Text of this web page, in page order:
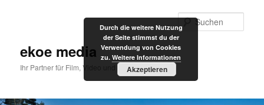
ekoe media
Ihr Partner für Film, Video und Internet
Durch die weitere Nutzung
der Seite stimmst du der
Verwendung von Cookies
zu. Weitere Informationen
Akzeptieren